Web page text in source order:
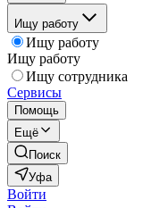
Ищу работу
Ищу работу
Ищу работу
Ищу сотрудника
Сервисы
Помощь
Ещё
Поиск
Уфа
Войти